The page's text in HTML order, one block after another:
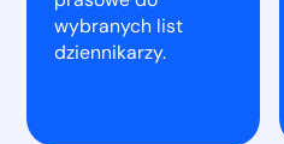
wybranych list
dziennikarzy.